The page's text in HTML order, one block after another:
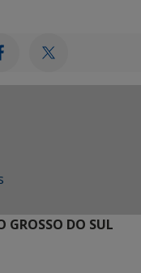
GROSSO DO SUL